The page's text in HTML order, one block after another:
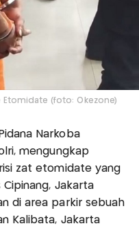
Etomidate (foto: Okezone)
Narkoba
mengungkap
zat etomidate yang
Jakarta
di area parkir sebuah
Kalibata, Jakarta